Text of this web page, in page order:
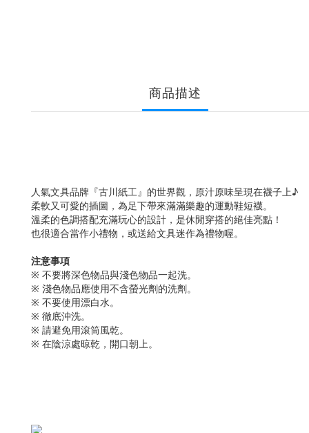
商品描述
人氣文具品牌『古川紙工』的世界觀，原汁原味呈現在襪子上♪
柔軟又可愛的插圖，為足下帶來滿滿樂趣的運動鞋短襪。
溫柔的色調搭配充滿玩心的設計，是休閒穿搭的絕佳亮點！
也很適合當作小禮物，或送給文具迷作為禮物喔。
注意事項
※ 不要將深色物品與淺色物品一起洗。
※ 淺色物品應使用不含螢光劑的洗劑。
※ 不要使用漂白水。
※ 徹底沖洗。
※ 請避免用滾筒風乾。
※ 在陰涼處晾乾，開口朝上。